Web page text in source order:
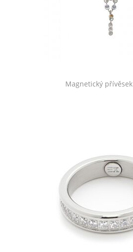
Magnetický přívěsek